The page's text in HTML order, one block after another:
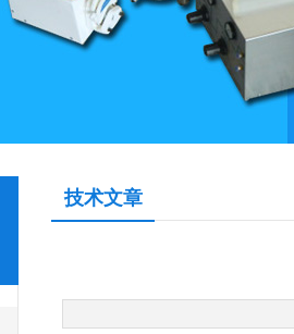
技术文章